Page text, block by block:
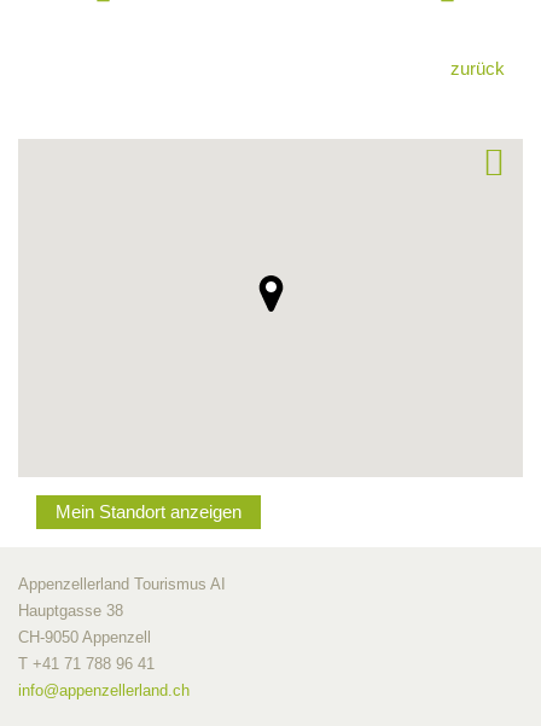
zurück
Mein Standort anzeigen
Appenzellerland Tourismus AI
Hauptgasse 38
CH-9050 Appenzell
T +41 71 788 96 41
info@appenzellerland.ch